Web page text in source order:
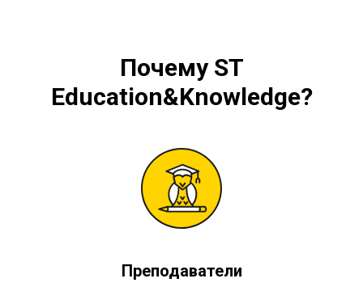
Почему ST
Education&Knowledge?
Преподаватели